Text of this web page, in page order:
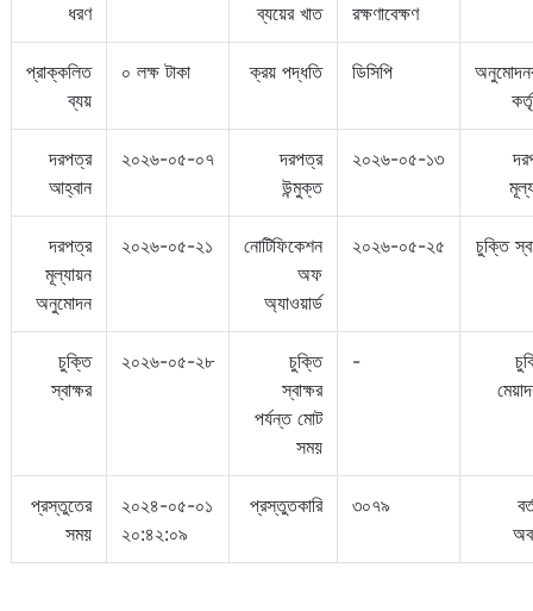
ধরণ
ব্যয়ের খাত
রক্ষণাবেক্ষণ
প্রাক্কলিত
ব্যয়
০ লক্ষ টাকা ক্রয় পদ্ধতি ডিসিপি
দরপত্র
আহ্বান
২০২৬-০৫-০৭
দরপত্র
উন্মুক্ত
২০২৬-০৫-১৩
দরপত্র
মূল্যায়ন
অনুমোদন
২০২৬-০৫-২১
নোটিফিকেশন
অফ
অ্যাওয়ার্ড
২০২৬-০৫-২৫ চুক্তি
চুক্তি
স্বাক্ষর
২০২৬-০৫-২৮
চুক্তি
স্বাক্ষর
পর্যন্ত মোট
সময়
-
প্রস্তুতের
সময়
২০২৪-০৫-০১
২০:৪২:০৯
প্রস্তুতকারি ৩০৭৯